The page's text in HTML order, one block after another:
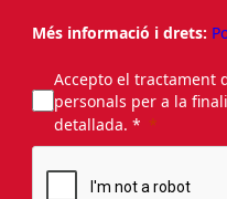
Més informació i drets:
Accepto el tractament
personals per a la
detallada. *